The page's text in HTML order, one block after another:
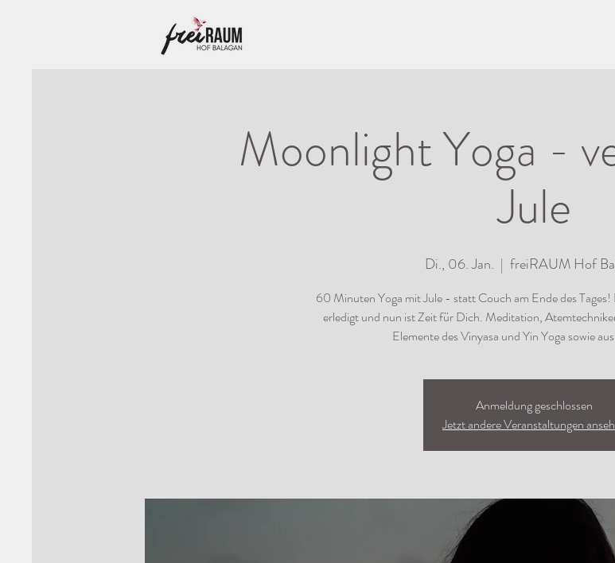
Moonlight Yoga -
Jule
Di., 06. Jan.
  |
freiRAUM Hof
60 Minuten Yoga mit Jule - statt Couch am Ende des Tages!
erledigt und nun ist Zeit für Dich. Meditation,
Elemente des Vinyasa und Yin Yoga sowie
Anmeldung geschlossen
Jetzt andere Veranstaltungen